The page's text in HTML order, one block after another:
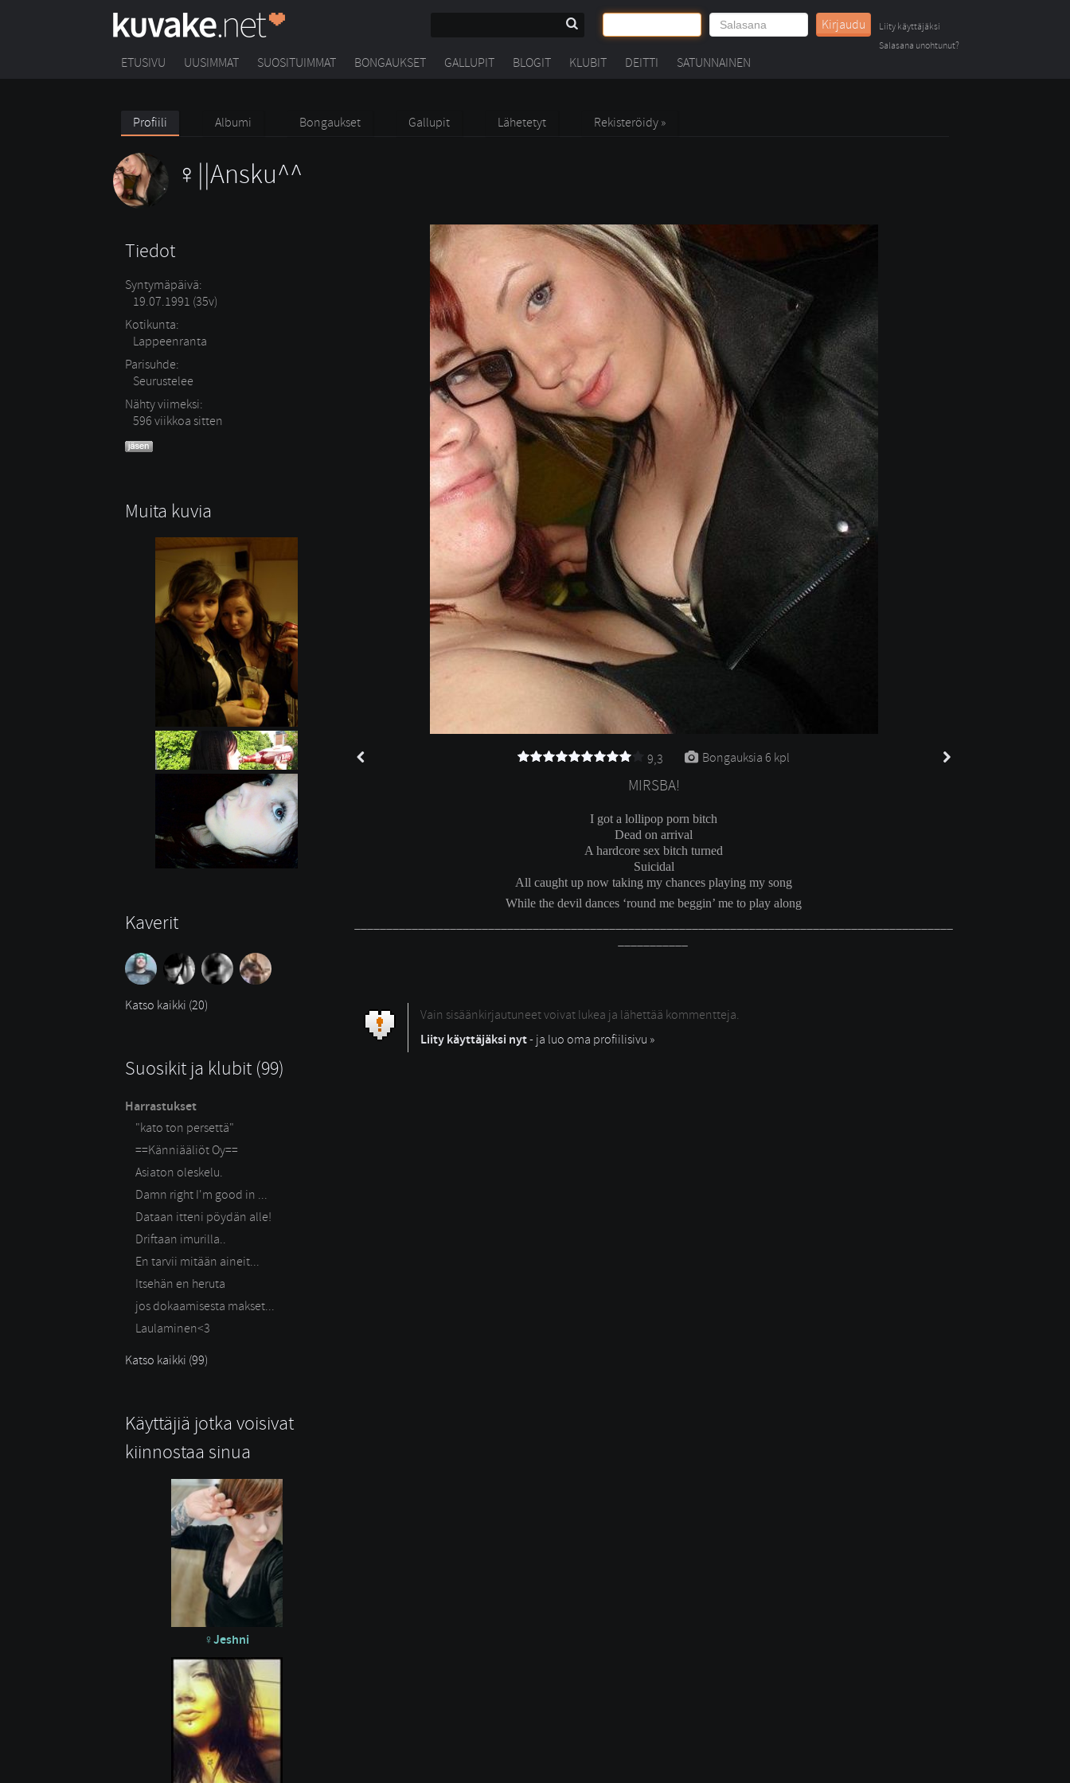
Kirjaudu
Liity käyttäjäksi
Salasana unohtunut?
ETUSIVU UUSIMMAT SUOSITUIMMAT BONGAUKSET GALLUPIT BLOGIT KLUBIT DEITTI SATUNNAINEN
Profiili Albumi Bongaukset Gallupit Lähetetyt Rekisteröidy »
||Ansku^^
Tiedot
Syntymäpäivä:
19.07.1991 (35v)
Kotikunta:
Lappeenranta
Parisuhde:
Seurustelee
Nähty viimeksi:
596 viikkoa sitten
Muita kuvia
Kaverit
Katso kaikki (20)
Suosikit ja klubit (99)
Harrastukset
"kato ton persettä"
==Känniääliöt Oy==
Asiaton oleskelu.
Damn right I'm good in ...
Dataan itteni pöydän alle!
Driftaan imurilla..
En tarvii mitään aineit...
Itsehän en heruta
jos dokaamisesta makset...
Laulaminen<3
Katso kaikki (99)
Käyttäjiä jotka voisivat
kiinnostaa sinua
Jeshni
9,3 Bongauksia 6 kpl
MIRSBA!
I got a lollipop porn bitch
Dead on arrival
A hardcore sex bitch turned
Suicidal
All caught up now taking my chances playing my song
While the devil dances ‘round me beggin’ me to play along
Vain sisäänkirjautuneet voivat lukea ja lähettää kommentteja.
Liity käyttäjäksi nyt- ja luo oma profiilisivu »